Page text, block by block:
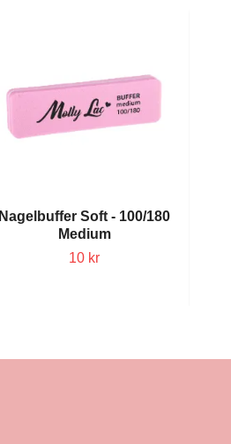
Nagelbuffer Soft - 100/180
Medium
10 kr